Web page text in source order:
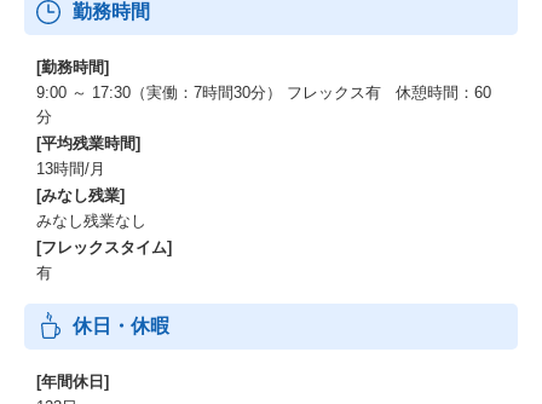
勤務時間
[勤務時間]
9:00 ～ 17:30（実働：7時間30分） フレックス有 休憩時間：60
分
[平均残業時間]
13時間/月
[みなし残業]
みなし残業なし
[フレックスタイム]
有
休日・休暇
[年間休日]